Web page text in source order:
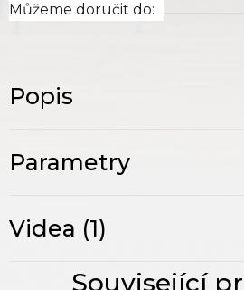
Můžeme doručit do:
Popis
Parametry
Videa (1)